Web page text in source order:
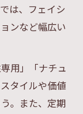
は、フェイシ
ンなど幅広い
用」「ナチュ
タイルや価値
。また、定期